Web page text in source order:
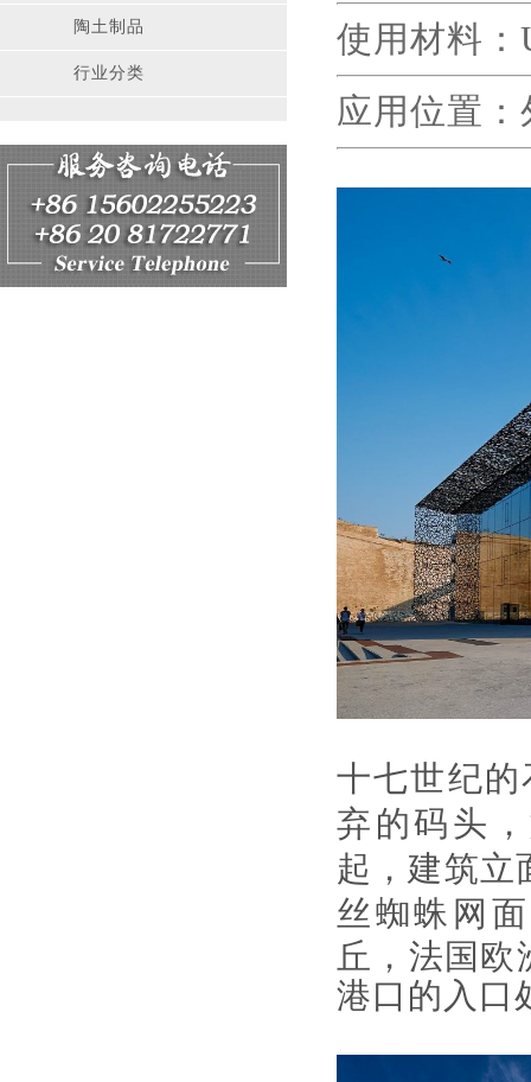
陶土制品
行业分类
使用材料：
应用位置：
十七世纪
弃的码头
起，建筑立
丝蜘蛛网
丘，法国
港口的入口